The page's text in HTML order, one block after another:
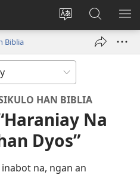
Balyui
yinaknan
an
site
Pag-
log
new
Pamiling
ha
JW.ORG
Biblia
HAN BIBLIA
Na
Dyos”
na, ngan an